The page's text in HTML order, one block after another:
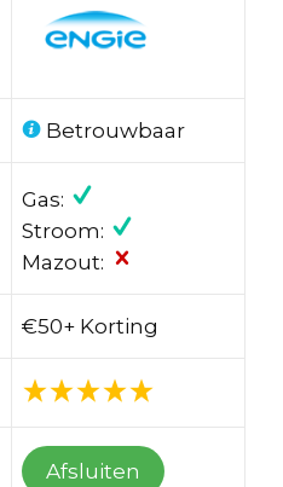
Betrouwbaar
Gas:
Stroom:
Mazout:
€50+ Korting
Afsluiten